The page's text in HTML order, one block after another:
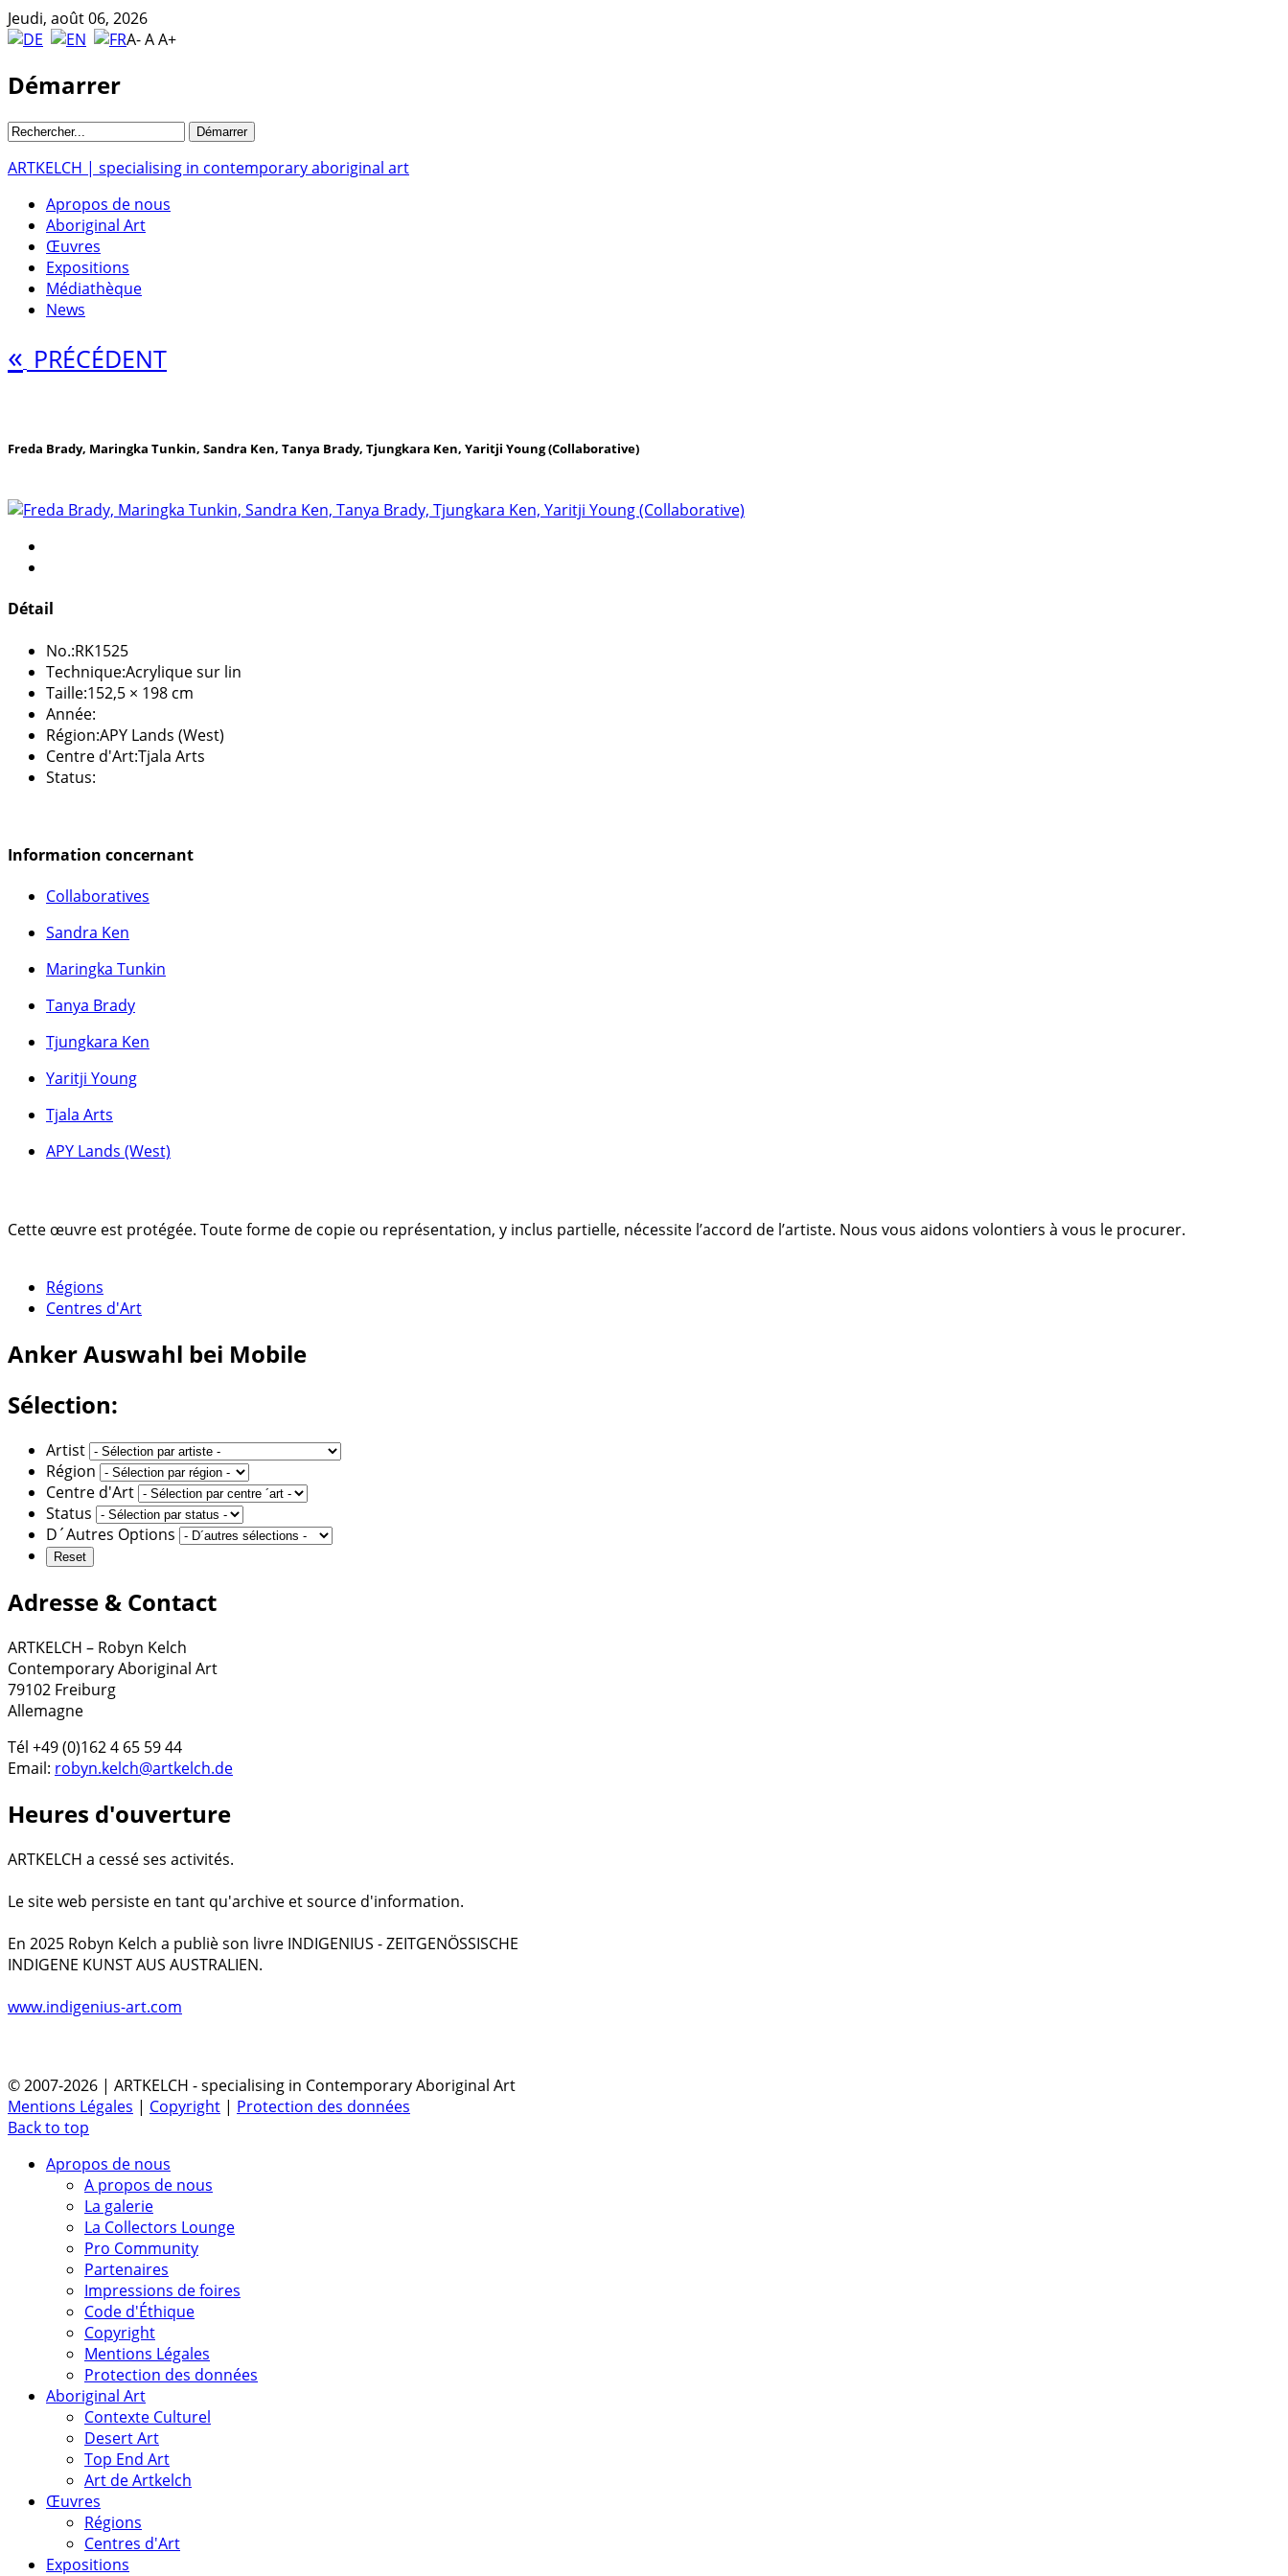
Jeudi, août 06, 2026
A-AA+
Démarrer
ARTKELCH | specialising in contemporary aboriginal art
Apropos de nous
Aboriginal Art
Œuvres
Expositions
Médiathèque
News
« PRÉCÉDENT
Freda Brady, Maringka Tunkin, Sandra Ken, Tanya Brady, Tjungkara Ken, Yaritji Young (Collaborative)
Détail
No.:RK1525
Technique:Acrylique sur lin
Taille:152,5 × 198 cm
Année:
Région:APY Lands (West)
Centre d'Art:Tjala Arts
Status:
Information concernant
Collaboratives
Sandra Ken
Maringka Tunkin
Tanya Brady
Tjungkara Ken
Yaritji Young
Tjala Arts
APY Lands (West)
Cette œuvre est protégée. Toute forme de copie ou représentation, y inclus partielle, nécessite l’accord de l’artiste. Nous vous aidons volontiers à vous le procurer.
Régions
Centres d'Art
AnkerAuswahl bei Mobile
Sélection:
Artist
Région
Centre d'Art
Status
D´Autres Options
Adresse & Contact
ARTKELCH – Robyn Kelch
Contemporary Aboriginal Art
79102 Freiburg
Allemagne
Tél +49 (0)162 4 65 59 44
Email: robyn.kelch@artkelch.de
Heures d'ouverture
ARTKELCH a cessé ses activités.
Le site web persiste en tant qu'archive et source d'information.
En 2025 Robyn Kelch a publiè son livre INDIGENIUS - ZEITGENÖSSISCHE
INDIGENE KUNST AUS AUSTRALIEN.
www.indigenius-art.com
© 2007-2026 | ARTKELCH - specialising in Contemporary Aboriginal Art
Mentions Légales | Copyright | Protection des données
Back to top
Apropos de nous
A propos de nous
La galerie
La Collectors Lounge
Pro Community
Partenaires
Impressions de foires
Code d'Éthique
Copyright
Mentions Légales
Protection des données
Aboriginal Art
Contexte Culturel
Desert Art
Top End Art
Art de Artkelch
Œuvres
Régions
Centres d'Art
Expositions